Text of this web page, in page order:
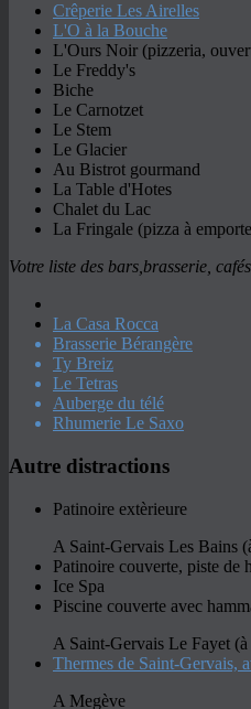
Crêperie Les Airelles
L'O à la Bouche
L'Ours Noir (pizzeria,
Le Freddy's
Biche
Le Carnotzet
Le Stem
Le Glacier
Au Bistrot gourmand
La Table d'Hotes
Chalet du Lac
La Fringale (pizza à
Votre liste des bars,brasserie,
La Casa Rocca
Brasserie Bérangère
Ty Breiz
Le Tetras
Auberge du télé
Rhumerie Le Saxo
Autre distractions
Patinoire extèrieure
A Saint-Gervais Les Bains
Patinoire couverte, piste de
Ice Spa
Piscine couverte avec
A Saint-Gervais Le Fayet
Thermes de Saint-Gervais,
A Megève